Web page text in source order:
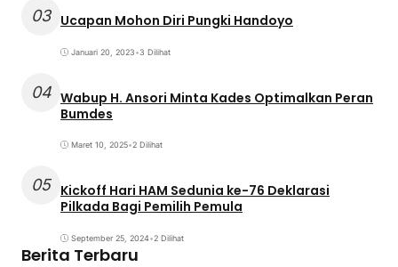
03 Ucapan Mohon Diri Pungki Handoyo
Januari 20, 2023•3 Dilihat
04 Wabup H. Ansori Minta Kades Optimalkan Peran
Bumdes
Maret 10, 2025•2 Dilihat
05 Kickoff Hari HAM Sedunia ke-76 Deklarasi
Pilkada Bagi Pemilih Pemula
September 25, 2024•2 Dilihat
Berita Terbaru